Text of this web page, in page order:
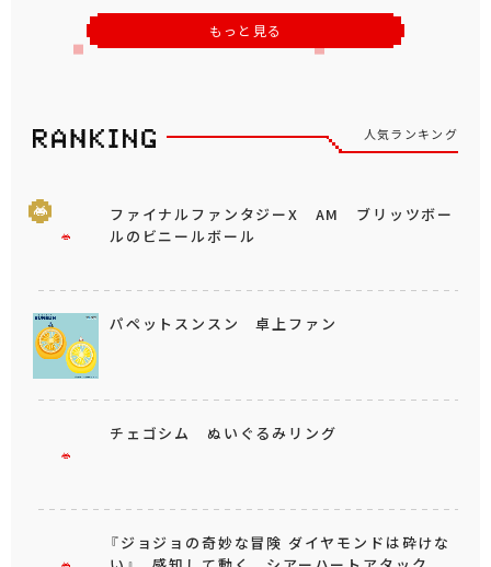
もっと見る
人気ランキング
ファイナルファンタジーX AM ブリッツボー
ルのビニールボール
パペットスンスン 卓上ファン
チェゴシム ぬいぐるみリング
『ジョジョの奇妙な冒険 ダイヤモンドは砕けな